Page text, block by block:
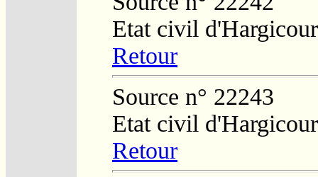
Etat civil
Retour
Source n° 22243
Etat civil
Retour